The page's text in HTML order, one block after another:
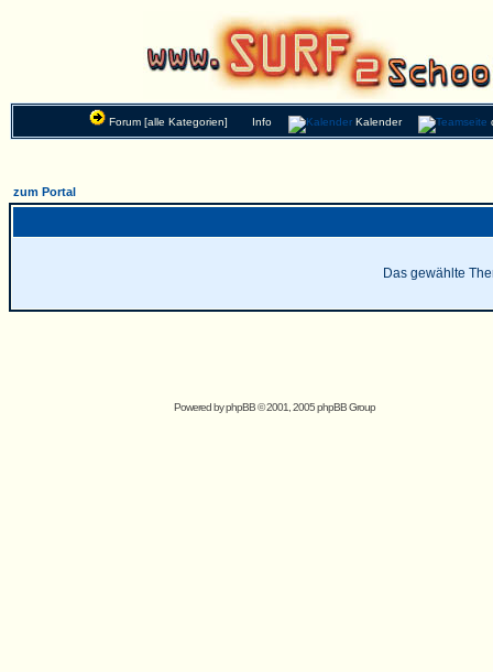
Forum [alle Kategorien] Info Kalender
zum Portal
Das gewählte
Powered byphpBB© 2001, 2005 phpBB Group